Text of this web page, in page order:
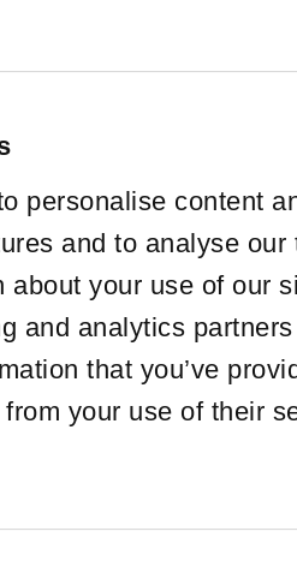
personalise content
and to analyse
about your use of our
and analytics
that you’ve
from your use of their